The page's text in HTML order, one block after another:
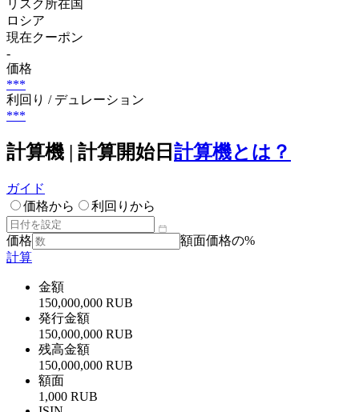
リスク所在国
ロシア
現在クーポン
-
価格
***
利回り / デュレーション
***
計算機 | 計算開始日 計算機とは？
ガイド
価格から
利回りから
価格
額面価格の%
計算
金額
150,000,000 RUB
発行金額
150,000,000 RUB
残高金額
150,000,000 RUB
額面
1,000 RUB